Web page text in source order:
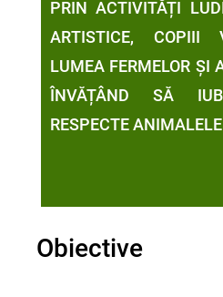
PRIN ACTIVITĂȚI
ARTISTICE, COPIII
LUMEA FERMELOR ȘI
ÎNVĂȚÂND SĂ
RESPECTE
Obiective